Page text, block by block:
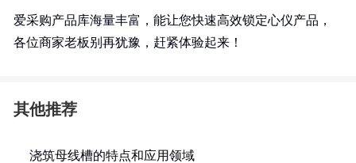
爱采购产品库海量丰富，能让您快速高效锁定心仪产品，
各位商家老板别再犹豫，赶紧体验起来！
其他推荐
浇筑母线槽的特点和应用领域